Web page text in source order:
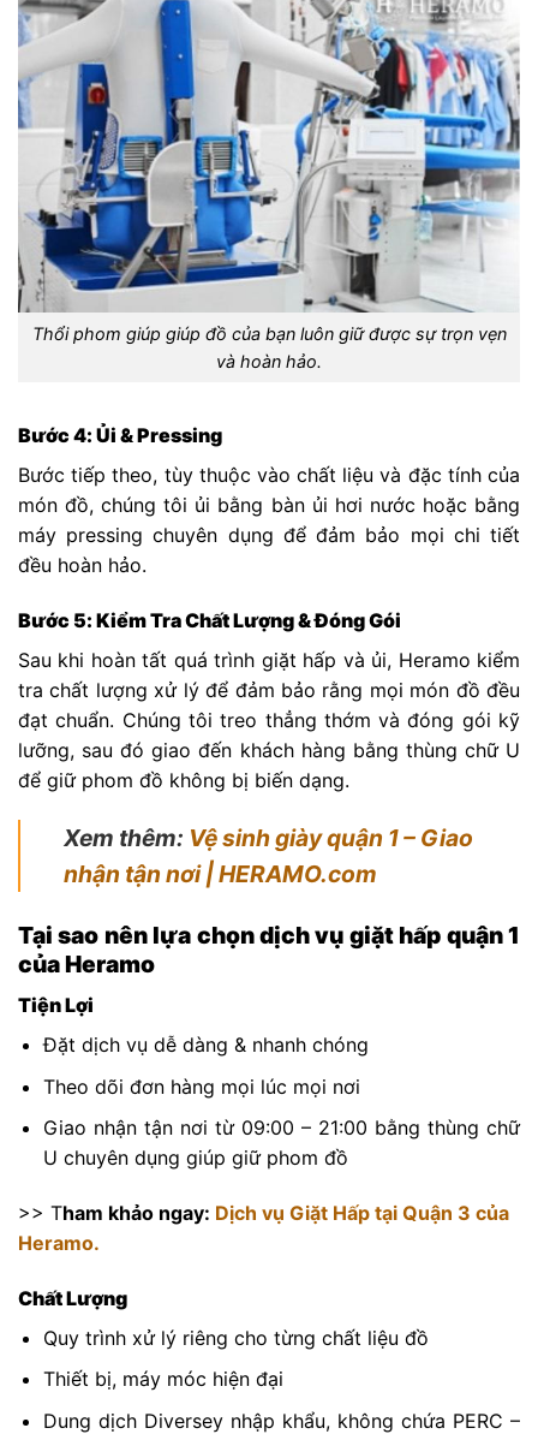
Thổi phom giúp giúp đồ của bạn luôn giữ được sự trọn vẹn
và hoàn hảo.
Bước 4: Ủi & Pressing
Bước tiếp theo, tùy thuộc vào chất liệu và đặc tính của
món đồ, chúng tôi ủi bằng bàn ủi hơi nước hoặc bằng
máy pressing chuyên dụng để đảm bảo mọi chi tiết
đều hoàn hảo.
Bước 5: Kiểm Tra Chất Lượng & Đóng Gói
Sau khi hoàn tất quá trình giặt hấp và ủi, Heramo kiểm
tra chất lượng xử lý để đảm bảo rằng mọi món đồ đều
đạt chuẩn. Chúng tôi treo thẳng thớm và đóng gói kỹ
lưỡng, sau đó giao đến khách hàng bằng thùng chữ U
để giữ phom đồ không bị biến dạng.
Xem thêm: Vệ sinh giày quận 1 – Giao
nhận tận nơi | HERAMO.com
Tại sao nên lựa chọn dịch vụ giặt hấp quận 1
của Heramo
Tiện Lợi
Đặt dịch vụ dễ dàng & nhanh chóng
Theo dõi đơn hàng mọi lúc mọi nơi
Giao nhận tận nơi từ 09:00 – 21:00 bằng thùng chữ
U chuyên dụng giúp giữ phom đồ
>> Tham khảo ngay: Dịch vụ Giặt Hấp tại Quận 3 của
Heramo.
Chất Lượng
Quy trình xử lý riêng cho từng chất liệu đồ
Thiết bị, máy móc hiện đại
Dung dịch Diversey nhập khẩu, không chứa PERC –